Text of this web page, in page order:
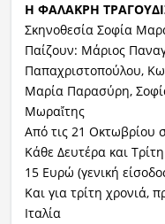
Η ΦΑΛΑΚΡΗ
Σκηνοθεσία Σοφία
Παίζουν: Μάριος
Παπαχριστοπούλου,
Μαρία Παρασύρη,
Μωραἴτης
Από τις 21 Οκτωβρίου
Κάθε Δευτέρα και
15 Ευρώ (γενική
Και για τρίτη χρονιά,
Ιταλία